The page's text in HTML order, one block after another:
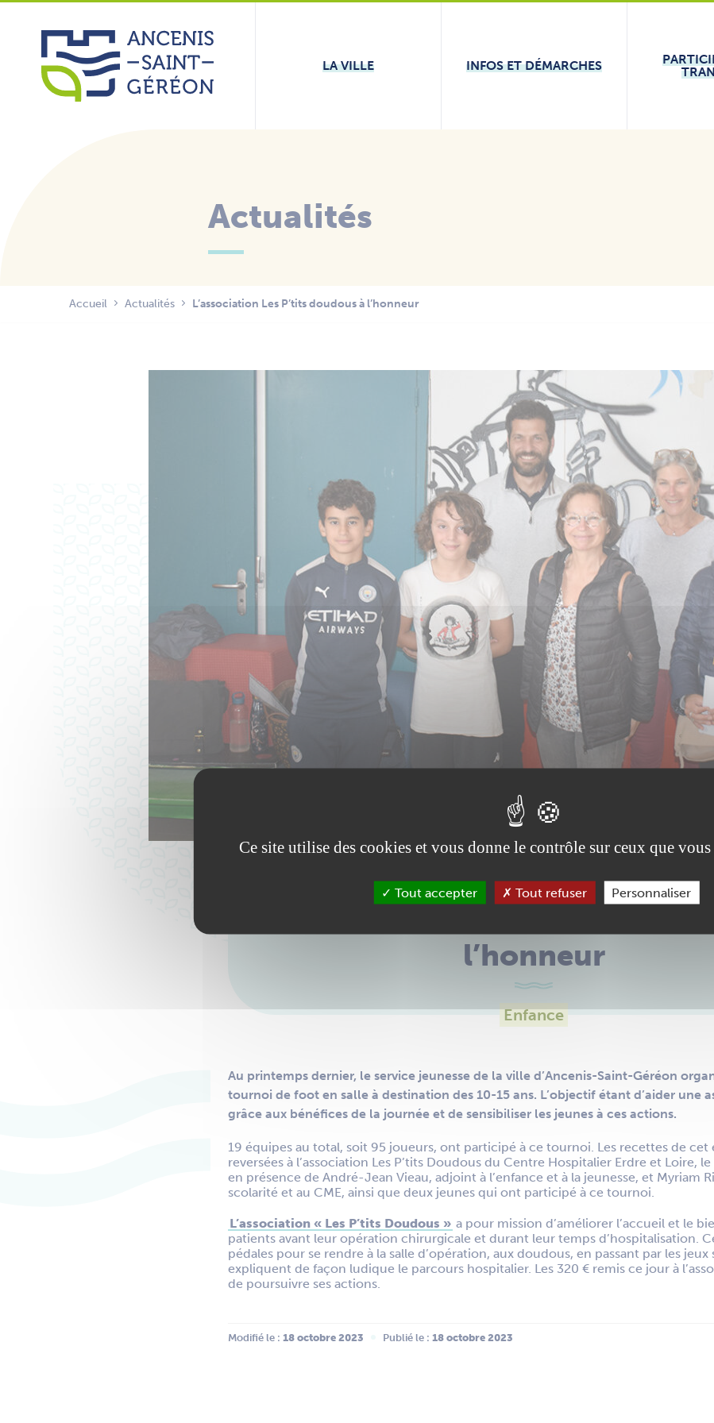
Aller
contenu
LA VILLE
INFOS ET DÉMARCHES
Actualités
Accueil Actualités L’association Les P’tits doudous à l’honneur
l’honneur
Enfance
Au printemps dernier, le service jeunesse de la ville d’Ancenis-Saint-Géréon
tournoi de foot en salle à destination des 10-15 ans. L’objectif étant d’aider une
grâce aux bénéfices de la journée et de sensibiliser les jeunes à ces actions.
19 équipes au total, soit 95 joueurs, ont participé à ce tournoi. Les recettes de
reversées à l’association Les P’tits Doudous du Centre Hospitalier Erdre et Loire,
en présence de André-Jean Vieau, adjoint à l’enfance et à la jeunesse, et Myriam
scolarité et au CME, ainsi que deux jeunes qui ont participé à ce tournoi.
L’association « Les P’tits Doudous » a pour mission d’améliorer l’accueil et le
patients avant leur opération chirurgicale et durant leur temps d’hospitalisation.
pédales pour se rendre à la salle d’opération, aux doudous, en passant par les
expliquent de façon ludique le parcours hospitalier. Les 320 € remis ce jour à
de poursuivre ses actions.
Modifié le : 18 octobre 2023 Publié le : 18 octobre 2023
Panneau de gestion des cookies
Ce site utilise des cookies et vous donne le contrôle sur ceux que
Tout accepter Tout refuser Personnaliser